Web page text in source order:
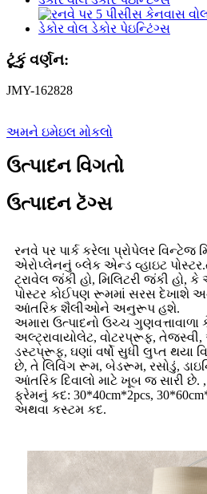
ટૂંકું વર્ણન:
JMY-162828
અમને ઇમેઇલ મોકલો
ઉત્પાદન વિગતો
ઉત્પાદન ટૅગ્સ
રનવે પર પાર્ક કરેલા પ્રોપેલર વિન્ટેજ
એરોપ્લેનનું બ્લેક એન્ડ વ્હાઇટ
ટ્રાવેલ જંકી હો, મિલિટરી જંકી હો,
પોસ્ટર કોઈપણ રૂમમાં સરસ દેખાશે અને
આંતરિક શૈલીઓને અનુરૂપ હશે.
અમારા ઉત્પાદનો ઉચ્ચ
અલ્ટ્રાવાયોલેટ, વોટરપ્રૂફ,
ડસ્ટપ્રૂફ, ઘણાં વર્ષો સુધી લુપ્ત થયા
છે, તે લિવિંગ રૂમ, બેડરૂમ, રસોડું,
આંતરિક દિવાલો માટે ખૂબ જ સારી છે.
ફ્રેમનું કદ: 30*40cm*2pcs,
અથવા કસ્ટમ કદ.